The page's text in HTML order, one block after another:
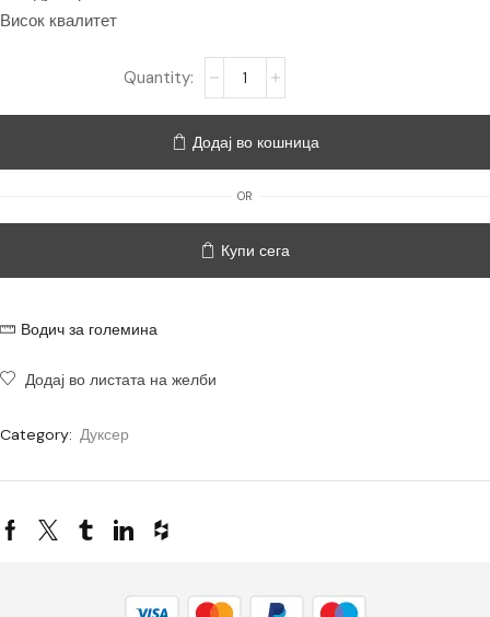
Висок квалитет
Додај во кошница
OR
Купи сега
Водич за големина
Додај во листата на желби
Category: Дуксер